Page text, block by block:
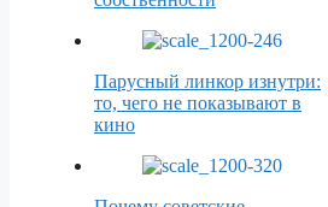
Парусный линкор изнутри:
то, чего не показывают в
кино